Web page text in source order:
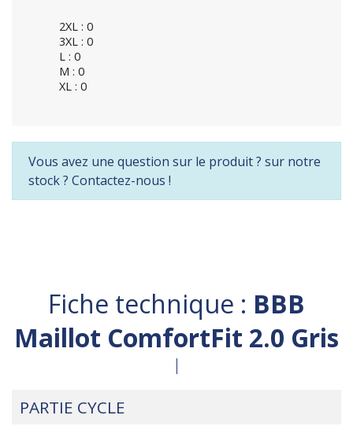
2XL : 0
3XL : 0
L : 0
M : 0
XL : 0
Vous avez une question sur le produit ? sur notre
stock ? Contactez-nous !
Fiche technique : BBB
Maillot ComfortFit 2.0 Gris
PARTIE CYCLE